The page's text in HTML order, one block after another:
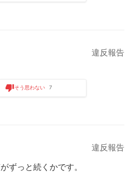
違反報告
そう思わない 7
違反報告
ずっと続くかです。